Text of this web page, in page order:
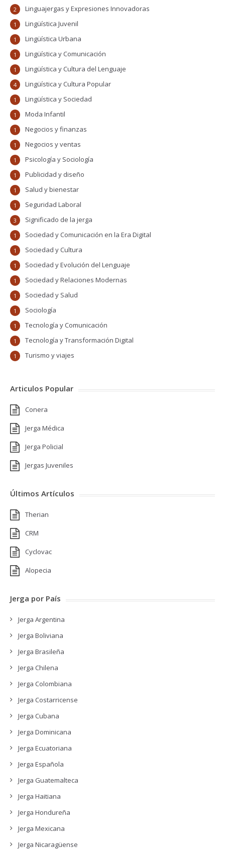
Linguajergas y Expresiones Innovadoras
2
Lingüística Juvenil
1
Lingüística Urbana
1
Lingüística y Comunicación
1
Lingüística y Cultura del Lenguaje
1
Lingüística y Cultura Popular
4
Lingüística y Sociedad
1
Moda Infantil
1
Negocios y finanzas
1
Negocios y ventas
1
Psicología y Sociología
1
Publicidad y diseño
1
Salud y bienestar
1
Seguridad Laboral
1
Significado de la jerga
3
Sociedad y Comunicación en la Era Digital
1
Sociedad y Cultura
1
Sociedad y Evolución del Lenguaje
1
Sociedad y Relaciones Modernas
1
Sociedad y Salud
1
Sociología
1
Tecnología y Comunicación
1
Tecnología y Transformación Digital
1
Turismo y viajes
1
Articulos Popular
Conera
Jerga Médica
Jerga Policial
Jergas Juveniles
Últimos Artículos
Therian
CRM
Cyclovac
Alopecia
Jerga por País
Jerga Argentina
Jerga Boliviana
Jerga Brasileña
Jerga Chilena
Jerga Colombiana
Jerga Costarricense
Jerga Cubana
Jerga Dominicana
Jerga Ecuatoriana
Jerga Española
Jerga Guatemalteca
Jerga Haitiana
Jerga Hondureña
Jerga Mexicana
Jerga Nicaragüense